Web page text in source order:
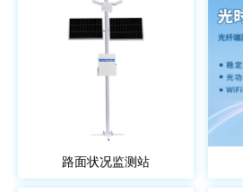
路面状况监测站